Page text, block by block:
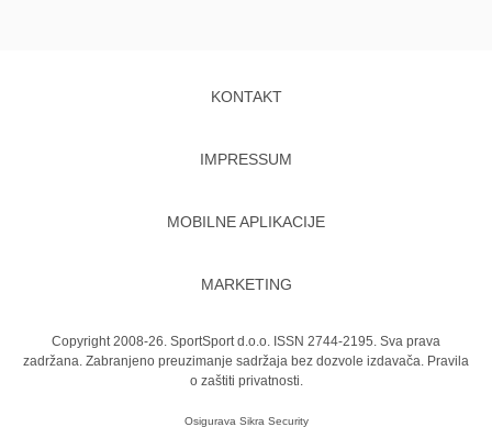
KONTAKT
IMPRESSUM
MOBILNE APLIKACIJE
MARKETING
Copyright 2008-26. SportSport d.o.o. ISSN 2744-2195. Sva prava
zadržana. Zabranjeno preuzimanje sadržaja bez dozvole izdavača. Pravila
o zaštiti privatnosti.
Osigurava Sikra Security